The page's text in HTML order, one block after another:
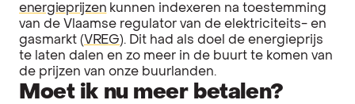
energieprijzen kunnen indexeren na toestemming
van de Vlaamse regulator van de elektriciteits- en
gasmarkt (VREG). Dit had als doel de energieprijs
te laten dalen en zo meer in de buurt te komen van
de prijzen van onze buurlanden.
Moet ik nu meer betalen?